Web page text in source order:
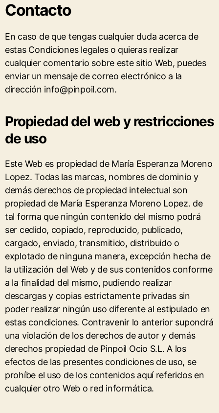
Contacto
En caso de que tengas cualquier duda acerca de
estas Condiciones legales o quieras realizar
cualquier comentario sobre este sitio Web, puedes
enviar un mensaje de correo electrónico a la
dirección info@pinpoil.com.
Propiedad del web y restricciones
de uso
Este Web es propiedad de María Esperanza Moreno
Lopez. Todas las marcas, nombres de dominio y
demás derechos de propiedad intelectual son
propiedad de María Esperanza Moreno Lopez. de
tal forma que ningún contenido del mismo podrá
ser cedido, copiado, reproducido, publicado,
cargado, enviado, transmitido, distribuido o
explotado de ninguna manera, excepción hecha de
la utilización del Web y de sus contenidos conforme
a la finalidad del mismo, pudiendo realizar
descargas y copias estrictamente privadas sin
poder realizar ningún uso diferente al estipulado en
estas condiciones. Contravenir lo anterior supondrá
una violación de los derechos de autor y demás
derechos propiedad de Pinpoil Ocio S.L. A los
efectos de las presentes condiciones de uso, se
prohíbe el uso de los contenidos aquí referidos en
cualquier otro Web o red informática.